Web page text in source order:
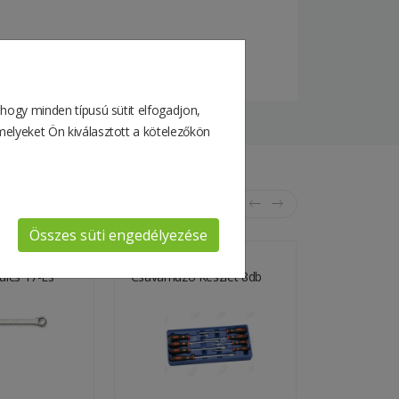
17-Es Csavarhúzó Készlet 8db
minden típusú sütit elfogadjon,
Ön kiválasztott a kötelezőkön
Összes süti engedélyezése